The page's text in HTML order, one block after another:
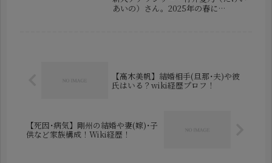
あいの）さん。2025年の春に
【高木美帆】結婚相手(旦那･夫)や彼
氏はいる？wiki経歴プロフ！
【死因･病気】剛州の結婚や妻(嫁)･子
供など家族構成！Wiki経歴！